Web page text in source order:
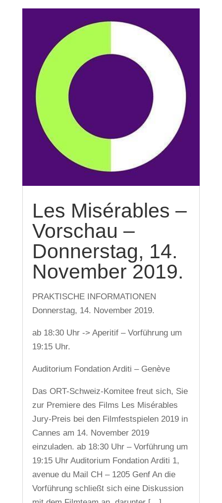
Les Misérables –
Vorschau –
Donnerstag, 14.
November 2019.
PRAKTISCHE INFORMATIONEN
Donnerstag, 14. November 2019.
ab 18:30 Uhr -> Aperitif – Vorführung um
19:15 Uhr.
Auditorium Fondation Arditi – Genève
Das ORT-Schweiz-Komitee freut sich, Sie
zur Premiere des Films Les Misérables
Jury-Preis bei den Filmfestspielen 2019 in
Cannes am 14. November 2019
einzuladen. ab 18:30 Uhr – Vorführung um
19:15 Uhr Auditorium Fondation Arditi 1,
avenue du Mail CH – 1205 Genf An die
Vorführung schließt sich eine Diskussion